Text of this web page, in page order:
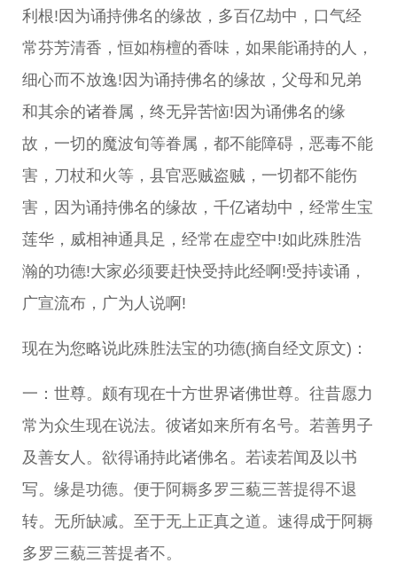
利根!因为诵持佛名的缘故，多百亿劫中，口气经
常芬芳清香，恒如栴檀的香味，如果能诵持的人，
细心而不放逸!因为诵持佛名的缘故，父母和兄弟
和其余的诸眷属，终无异苦恼!因为诵佛名的缘
故，一切的魔波旬等眷属，都不能障碍，恶毒不能
害，刀杖和火等，县官恶贼盗贼，一切都不能伤
害，因为诵持佛名的缘故，千亿诸劫中，经常生宝
莲华，威相神通具足，经常在虚空中!如此殊胜浩
瀚的功德!大家必须要赶快受持此经啊!受持读诵，
广宣流布，广为人说啊!
现在为您略说此殊胜法宝的功德(摘自经文原文)：
一：世尊。颇有现在十方世界诸佛世尊。往昔愿力
常为众生现在说法。彼诸如来所有名号。若善男子
及善女人。欲得诵持此诸佛名。若读若闻及以书
写。缘是功德。便于阿耨多罗三藐三菩提得不退
转。无所缺减。至于无上正真之道。速得成于阿耨
多罗三藐三菩提者不。